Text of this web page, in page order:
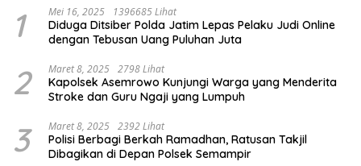
1 Mei 16, 2025 1396685 Lihat
Diduga Ditsiber Polda Jatim Lepas Pelaku Judi Online
dengan Tebusan Uang Puluhan Juta
2 Maret 8, 2025 2798 Lihat
Kapolsek Asemrowo Kunjungi Warga yang Menderita
Stroke dan Guru Ngaji yang Lumpuh
3 Maret 8, 2025 2392 Lihat
Polisi Berbagi Berkah Ramadhan, Ratusan Takjil
Dibagikan di Depan Polsek Semampir